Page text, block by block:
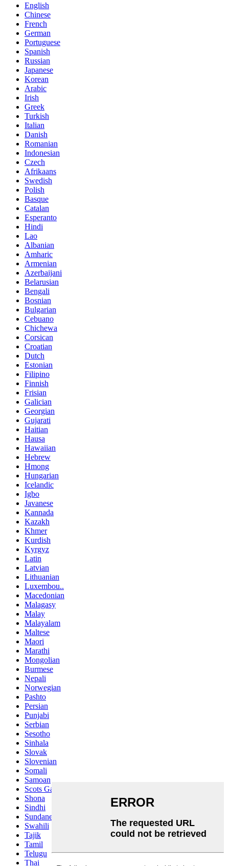
English
Chinese
French
German
Portuguese
Spanish
Russian
Japanese
Korean
Arabic
Irish
Greek
Turkish
Italian
Danish
Romanian
Indonesian
Czech
Afrikaans
Swedish
Polish
Basque
Catalan
Esperanto
Hindi
Lao
Albanian
Amharic
Armenian
Azerbaijani
Belarusian
Bengali
Bosnian
Bulgarian
Cebuano
Chichewa
Corsican
Croatian
Dutch
Estonian
Filipino
Finnish
Frisian
Galician
Georgian
Gujarati
Haitian
Hausa
Hawaiian
Hebrew
Hmong
Hungarian
Icelandic
Igbo
Javanese
Kannada
Kazakh
Khmer
Kurdish
Kyrgyz
Latin
Latvian
Lithuanian
Luxembou..
Macedonian
Malagasy
Malay
Malayalam
Maltese
Maori
Marathi
Mongolian
Burmese
Nepali
Norwegian
Pashto
Persian
Punjabi
Serbian
Sesotho
Sinhala
Slovak
Slovenian
Somali
Samoan
Scots Gaelic
Shona
Sindhi
Sundanese
Swahili
Tajik
Tamil
Telugu
Thai